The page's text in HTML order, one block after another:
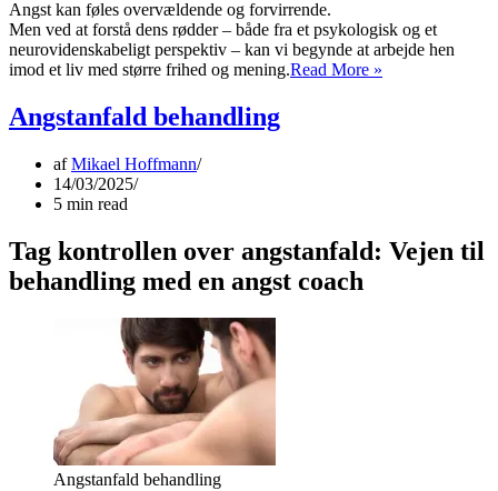
Angst kan føles overvældende og forvirrende.
Men ved at forstå dens rødder – både fra et psykologisk og et
neurovidenskabeligt perspektiv – kan vi begynde at arbejde hen
imod et liv med større frihed og mening.Read More »
vinkel
Angstanfald behandling
afMikael Hoffmann
14/03/2025
5 min read
Tag kontrollen over angstanfald: Vejen til
behandling med en angst coach
Angstanfald behandling